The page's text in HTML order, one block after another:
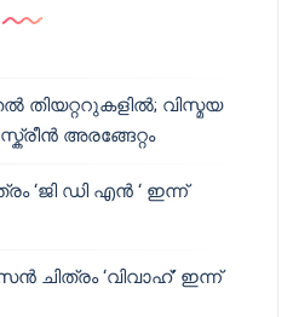
തിയറ്ററുകളിൽ; വിസ്മയ
അരങ്ങേറ്റം
‘ജി ഡി എൻ ‘ ഇന്ന്
ചിത്രം ‘വിവാഹ്’ ഇന്ന്